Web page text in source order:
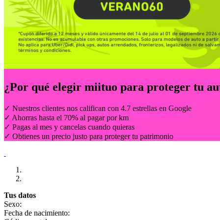
¿Por qué elegir miituo para proteger tu
✓ Nuestros clientes nos califican con 4.7 estrellas en Google
✓ Ahorras hasta el 70% al pagar por km
✓ Pagas al mes y cancelas cuando quieras
✓ Obtienes un precio justo para proteger tu patrimonio
Tus datos
Sexo:
Fecha de nacimiento: